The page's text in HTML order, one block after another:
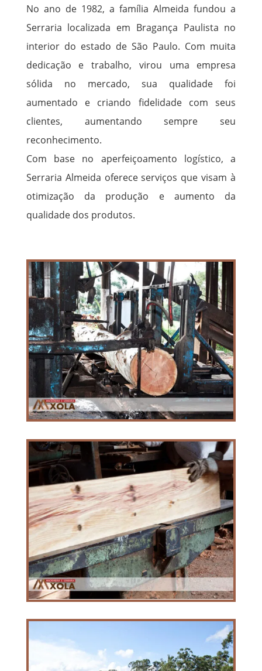
No ano de 1982, a família Almeida fundou a
Serraria localizada em Bragança Paulista no
interior do estado de São Paulo. Com muita
dedicação e trabalho, virou uma empresa
sólida no mercado, sua qualidade foi
aumentado e criando fidelidade com seus
clientes, aumentando sempre seu
reconhecimento.
Com base no aperfeiçoamento logístico, a
Serraria Almeida oferece serviços que visam à
otimização da produção e aumento da
qualidade dos produtos.